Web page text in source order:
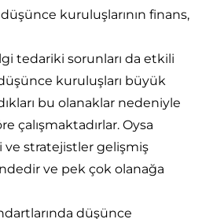
düşünce kuruluşlarının finans,
tedariki sorunları da etkili
kuruluşları büyük
bu olanaklar nedeniyle
çalışmaktadırlar. Oysa
stratejistler gelişmiş
ve pek çok olanağa
düşünce